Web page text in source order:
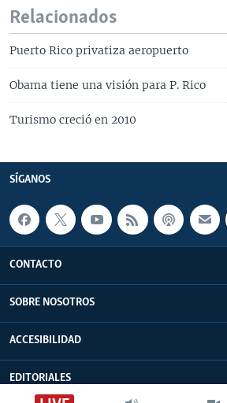
Relacionados
Puerto Rico privatiza aeropuerto
Obama tiene una visión para P. Rico
Turismo creció en 2010
SÍGANOS
CONTACTO
SOBRE NOSOTROS
ACCESIBILIDAD
EDITORIALES